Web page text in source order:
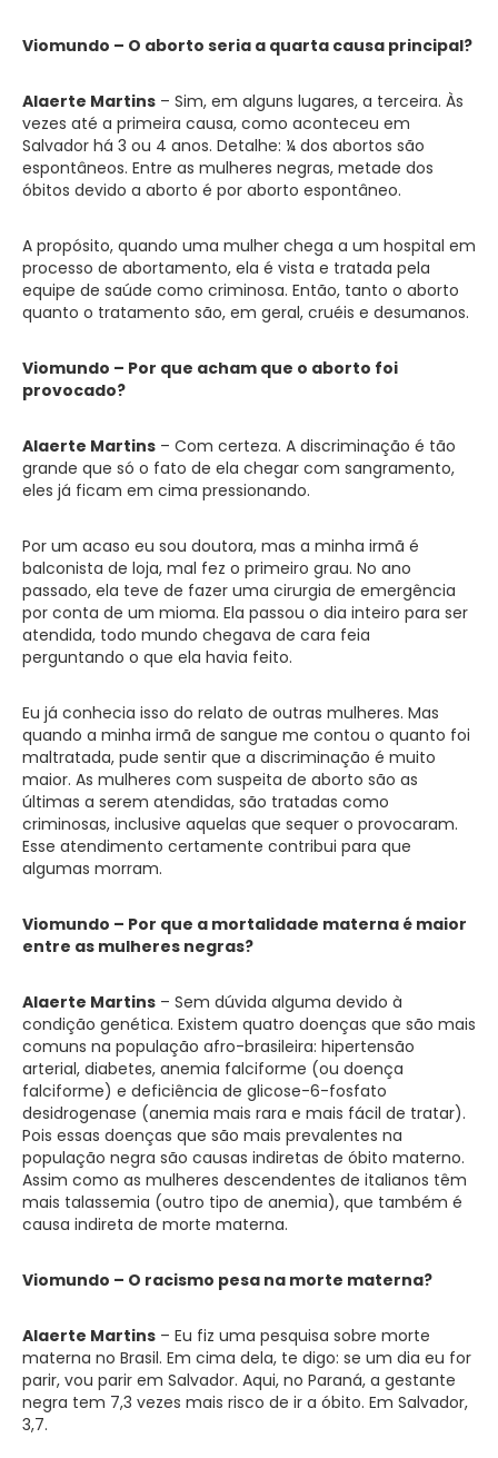
Viomundo – O aborto seria a quarta causa principal?
Alaerte Martins – Sim, em alguns lugares, a terceira. Às
vezes até a primeira causa, como aconteceu em
Salvador há 3 ou 4 anos. Detalhe: ¼ dos abortos são
espontâneos. Entre as mulheres negras, metade dos
óbitos devido a aborto é por aborto espontâneo.
A propósito, quando uma mulher chega a um hospital em
processo de abortamento, ela é vista e tratada pela
equipe de saúde como criminosa. Então, tanto o aborto
quanto o tratamento são, em geral, cruéis e desumanos.
Viomundo – Por que acham que o aborto foi
provocado?
Alaerte Martins – Com certeza. A discriminação é tão
grande que só o fato de ela chegar com sangramento,
eles já ficam em cima pressionando.
Por um acaso eu sou doutora, mas a minha irmã é
balconista de loja, mal fez o primeiro grau. No ano
passado, ela teve de fazer uma cirurgia de emergência
por conta de um mioma. Ela passou o dia inteiro para ser
atendida, todo mundo chegava de cara feia
perguntando o que ela havia feito.
Eu já conhecia isso do relato de outras mulheres. Mas
quando a minha irmã de sangue me contou o quanto foi
maltratada, pude sentir que a discriminação é muito
maior. As mulheres com suspeita de aborto são as
últimas a serem atendidas, são tratadas como
criminosas, inclusive aquelas que sequer o provocaram.
Esse atendimento certamente contribui para que
algumas morram.
Viomundo – Por que a mortalidade materna é maior
entre as mulheres negras?
Alaerte Martins – Sem dúvida alguma devido à
condição genética. Existem quatro doenças que são mais
comuns na população afro-brasileira: hipertensão
arterial, diabetes, anemia falciforme (ou doença
falciforme) e deficiência de glicose-6-fosfato
desidrogenase (anemia mais rara e mais fácil de tratar).
Pois essas doenças que são mais prevalentes na
população negra são causas indiretas de óbito materno.
Assim como as mulheres descendentes de italianos têm
mais talassemia (outro tipo de anemia), que também é
causa indireta de morte materna.
Viomundo – O racismo pesa na morte materna?
Alaerte Martins – Eu fiz uma pesquisa sobre morte
materna no Brasil. Em cima dela, te digo: se um dia eu for
parir, vou parir em Salvador. Aqui, no Paraná, a gestante
negra tem 7,3 vezes mais risco de ir a óbito. Em Salvador,
3,7.